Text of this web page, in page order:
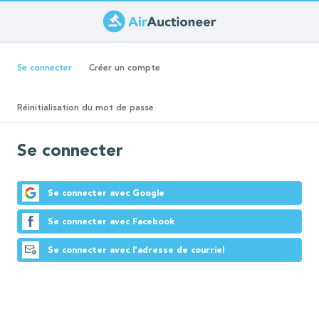
au
contenu
Onglets
Se connecter(ongletCréer un compte
Réinitialisation du mot de passe
Se connecter
Se connecter avec Google
Se connecter avec Facebook
Se connecter avec l'adresse de courriel